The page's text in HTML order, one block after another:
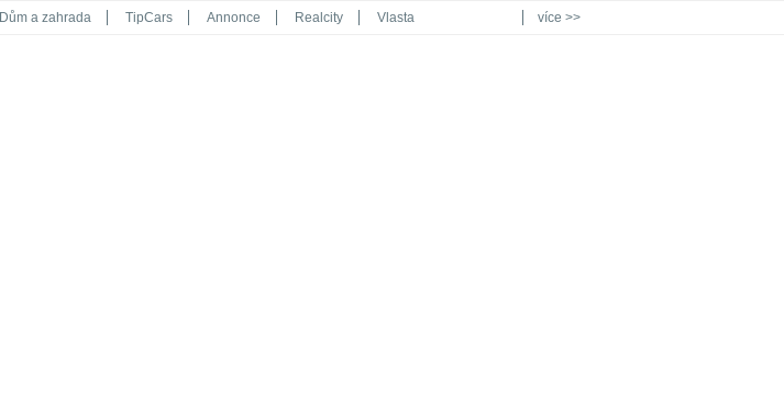
Dům a zahrada TipCars Annonce Realcity Vlasta více >>